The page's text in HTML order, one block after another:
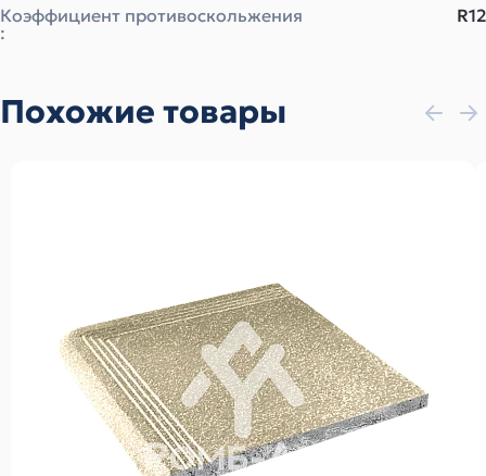
Коэффициент противоскольжения
:
R12
Похожие товары